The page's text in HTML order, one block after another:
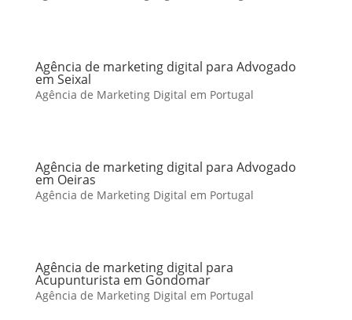
Agência de marketing digital para Advogado
em Seixal
Agência de Marketing Digital em Portugal
Agência de marketing digital para Advogado
em Oeiras
Agência de Marketing Digital em Portugal
Agência de marketing digital para
Acupunturista em Gondomar
Agência de Marketing Digital em Portugal